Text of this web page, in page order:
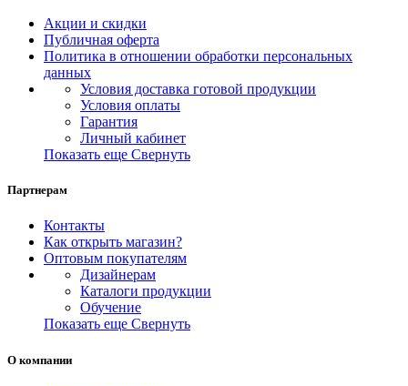
Акции и скидки
Публичная оферта
Политика в отношении обработки персональных
данных
Условия доставка готовой продукции
Условия оплаты
Гарантия
Личный кабинет
Показать еще Свернуть
Партнерам
Контакты
Как открыть магазин?
Оптовым покупателям
Дизайнерам
Каталоги продукции
Обучение
Показать еще Свернуть
О компании